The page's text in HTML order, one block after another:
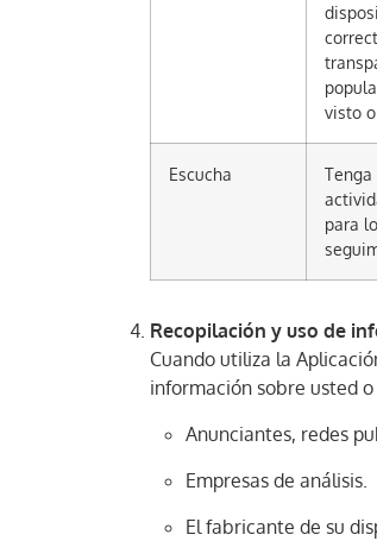
visto
Escucha
para
Recopilación y uso de
Cuando utiliza la
información sobre usted
Anunciantes, redes
Empresas de análisis.
El fabricante de su